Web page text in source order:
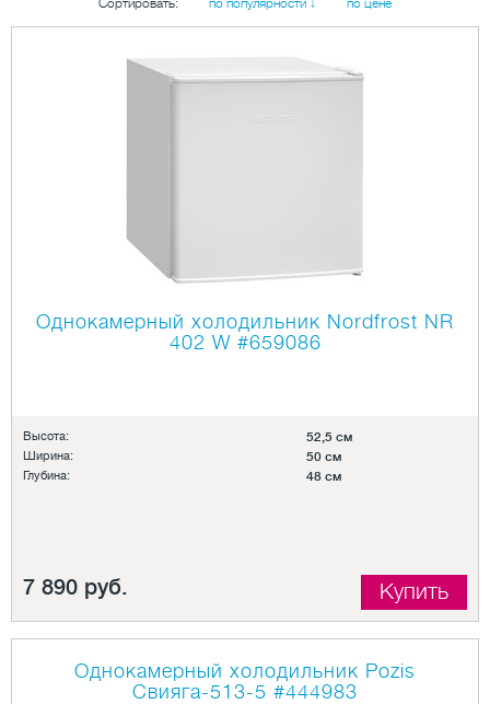
Сортировать: по популярности ↓ по цене
Однокамерный холодильник Nordfrost NR
402 W #659086
Высота: 52,5 см
Ширина: 50 см
Глубина: 48 см
7 890 руб. Купить
Однокамерный холодильник Pozis
Свияга-513-5 #444983